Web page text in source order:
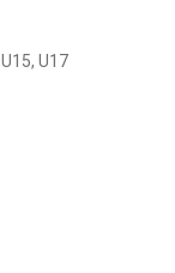
U15, U17